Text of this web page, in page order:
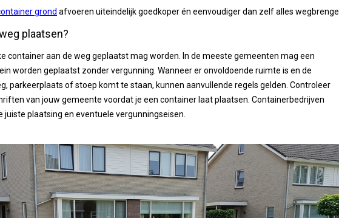
grond afvoeren uiteindelijk goedkoper én eenvoudiger dan zelf alles
plaatsen?
container aan de weg geplaatst mag worden. In de meeste gemeenten mag een
worden geplaatst zonder vergunning. Wanneer er onvoldoende ruimte is en de
parkeerplaats of stoep komt te staan, kunnen aanvullende regels gelden. Controleer
van jouw gemeente voordat je een container laat plaatsen. Containerbedrijven
juiste plaatsing en eventuele vergunningseisen.